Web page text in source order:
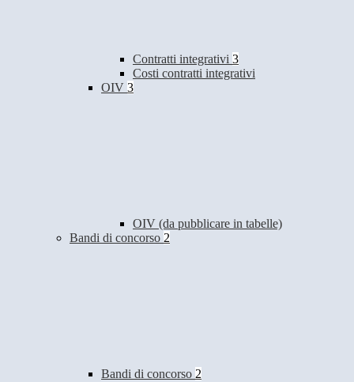
Contratti integrativi 3
Costi contratti integrativi
OIV 3
OIV (da pubblicare in tabelle)
Bandi di concorso 2
Bandi di concorso 2